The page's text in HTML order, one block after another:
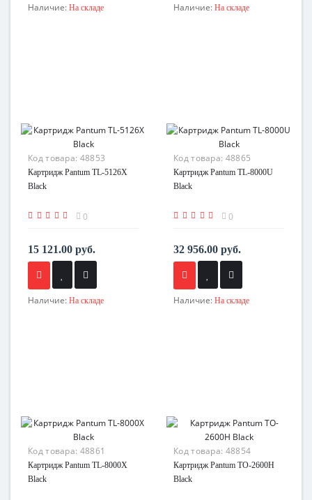
Наличие: На складе Наличие: На складе
Код товара: 48853
Картридж Pantum TL-5126X
Black
0
15 121.00 руб.
Наличие: На складе
Код товара: 48865
Картридж Pantum TL-8000U
Black
0
32 956.00 руб.
Наличие: На складе
Код товара: 48861
Картридж Pantum TL-8000X
Black
Код товара: 48854
Картридж Pantum TO-2600H
Black